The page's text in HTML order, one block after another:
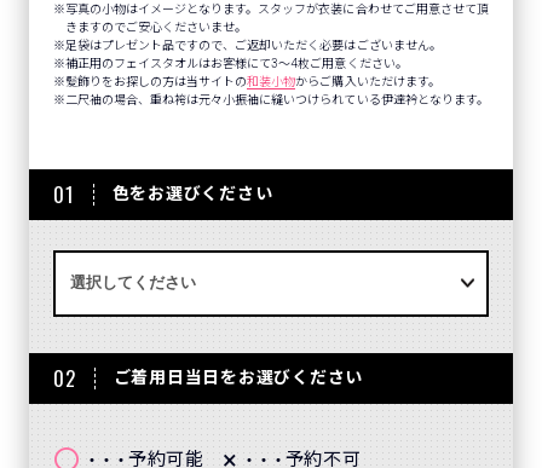
写真の小物はイメージとなります。スタッフが衣装に合わせてご用意させて頂
きますのでご安心くださいませ。
足袋はプレゼント品ですので、ご返却いただく必要はございません。
補正用のフェイスタオルはお客様にて3～4枚ご用意ください。
髪飾りをお探しの方は当サイトの和装小物からご購入いただけます。
二尺袖の場合、重ね袴は元々小振袖に縫いつけられている伊達衿となります。
01 色をお選びください
02 ご着用日当日をお選びください
〇 ・・・ 予約可能 × ・・・ 予約不可